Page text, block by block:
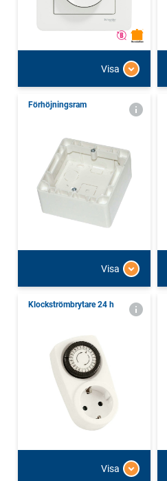
Visa
Förhöjningsram
Visa
Klockströmbrytare 24 h
Visa